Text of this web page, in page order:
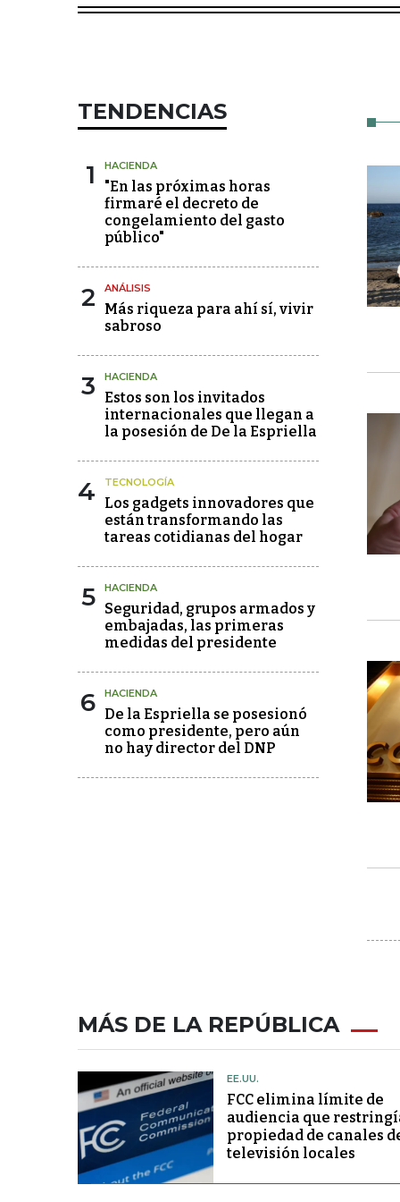
TENDENCIAS
1 HACIENDA
"En las próximas horas
firmaré el decreto de
congelamiento del gasto
público"
2 ANÁLISIS
Más riqueza para ahí sí, vivir
sabroso
3 HACIENDA
Estos son los invitados
internacionales que llegan a
la posesión de De la Espriella
4 TECNOLOGÍA
Los gadgets innovadores que
están transformando las
tareas cotidianas del hogar
5 HACIENDA
Seguridad, grupos armados y
embajadas, las primeras
medidas del presidente
6 HACIENDA
De la Espriella se posesionó
como presidente, pero aún
no hay director del DNP
MÁS DE LA REPÚBLICA
EE.UU.
FCC elimina límite de
audiencia que
propiedad de canales
televisión locales